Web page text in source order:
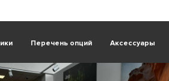
Перечень опций Аксессуары